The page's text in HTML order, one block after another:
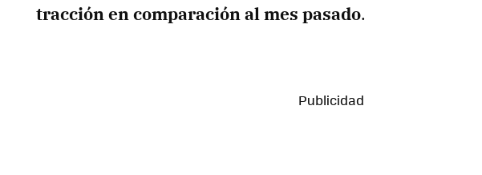
tracción en comparación al mes pasado.